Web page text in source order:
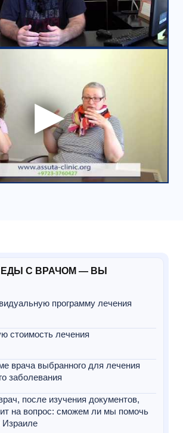
С ВРАЧОМ — ВЫ
программу лечения
стоимость лечения
врача выбранного для лечения
заболевания
после изучения документов,
на вопрос: сможем ли мы помочь
Израиле